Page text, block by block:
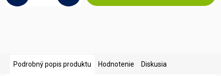
Podrobný popis produktu Hodnotenie Diskusia